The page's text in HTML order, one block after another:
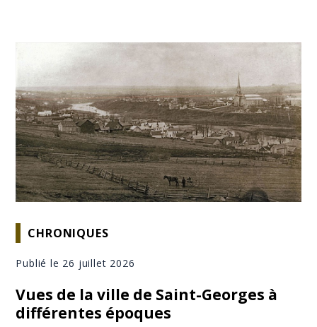
CHRONIQUES
Publié le 26 juillet 2026
Vues de la ville de Saint-Georges à
différentes époques